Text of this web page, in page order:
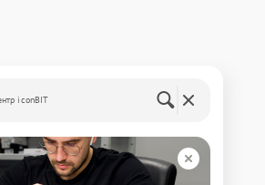
iconBIT